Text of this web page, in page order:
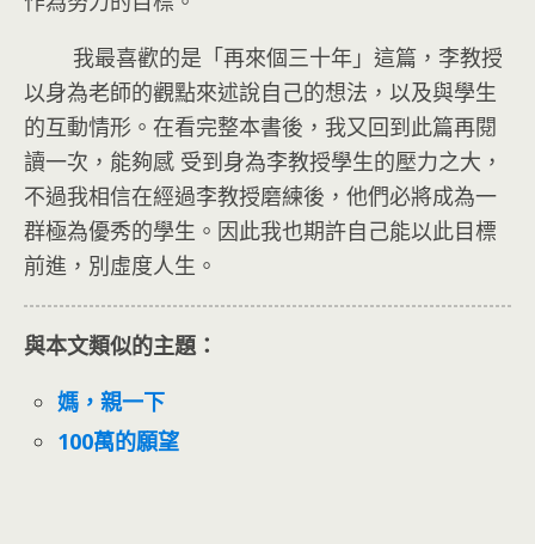
我最喜歡的是「再來個三十年」這篇，李教授
以身為老師的觀點來述說自己的想法，以及與學生
的互動情形。在看完整本書後，我又回到此篇再閱
讀一次，能夠感 受到身為李教授學生的壓力之大，
不過我相信在經過李教授磨練後，他們必將成為一
群極為優秀的學生。因此我也期許自己能以此目標
前進，別虛度人生。
與本文類似的主題：
媽，親一下
100萬的願望